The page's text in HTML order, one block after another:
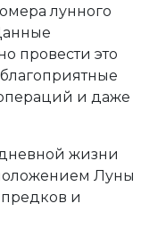
лунного
провести это
и даже
жизни
Луны
предков и